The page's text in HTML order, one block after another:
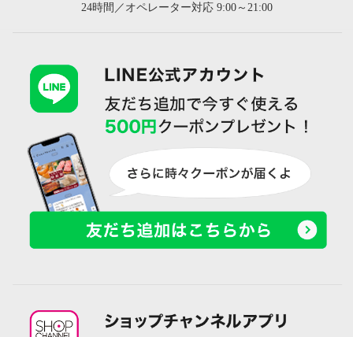
24時間／オペレーター対応 9:00～21:00